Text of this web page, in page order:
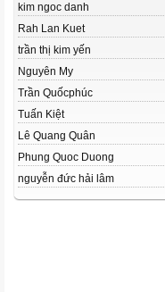
kim ngoc danh
Rah Lan Kuet
trần thị kim yến
Nguyên My
Trần Quốcphúc
Tuấn Kiệt
Lê Quang Quân
Phung Quoc Duong
nguyễn đức hải lâm